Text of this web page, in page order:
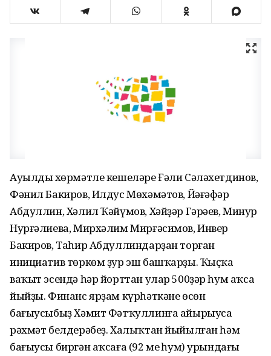
Ауылдың хөрмәтле кешеләре Ғәли Сәләхетдинов,
Фәнил Бакиров, Илдус Мөхәмәтов, Йәғәфәр
Абдуллин, Хәлил Ҡәйүмов, Хәйҙәр Гәрәев, Миңнур
Нурғәлиева, Мирхәлим Мирғәсимов, Инвер
Бакиров, Таһир Абдуллиндарҙан торған
инициатив төркөм ҙур эш башҡарҙы. Ҡыҫҡа
ваҡыт эсендә һәр йорттан улар 500ҙәр һум аҡса
йыйҙы. Финанс ярҙам күрһәткәне өсөн
бағыусыбыҙ Хәмит Фәтҡуллинға айырыуса
рәхмәт белдерәбеҙ. Халыҡтан йыйылған һәм
бағыусы биргән аҡсаға (92 мең һум) урындағы